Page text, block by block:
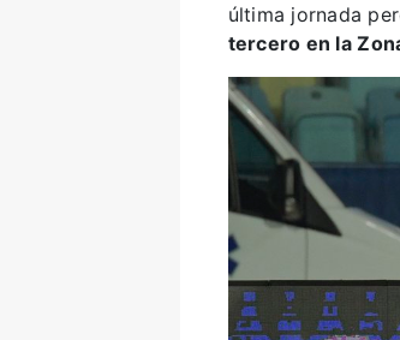
última jornada
tercero en la